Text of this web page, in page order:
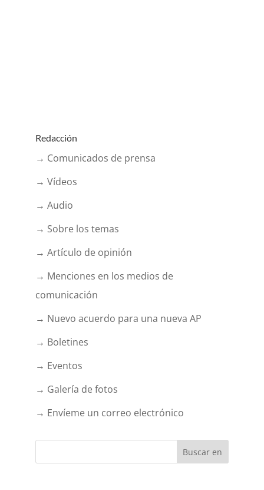
Redacción
→ Comunicados de prensa
→ Vídeos
→ Audio
→ Sobre los temas
→ Artículo de opinión
→ Menciones en los medios de
comunicación
→ Nuevo acuerdo para una nueva AP
→ Boletines
→ Eventos
→ Galería de fotos
→ Envíeme un correo electrónico